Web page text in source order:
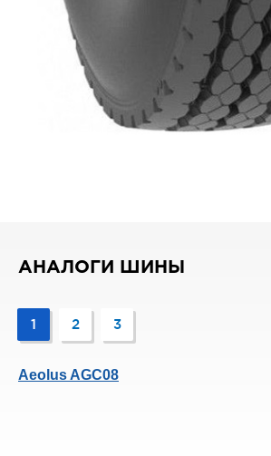
АНАЛОГИ ШИНЫ
1 2 3
Aeolus AGC08